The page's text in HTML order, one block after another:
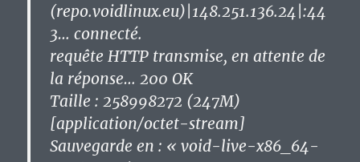
(repo.voidlinux.eu)|148.251.136.24|:44
3… connecté.
requête HTTP transmise, en attente de
la réponse… 200 OK
Taille : 258998272 (247M)
[application/octet-stream]
Sauvegarde en : « void-live-x86_64-